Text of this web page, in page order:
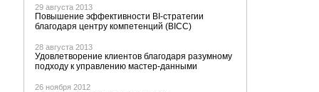
29 августа 2013
Повышение эффективности BI-стратегии
благодаря центру компетенций (BICC)
28 августа 2013
Удовлетворение клиентов благодаря разумному
подходу к управлению мастер-данными
26 ноября 2012